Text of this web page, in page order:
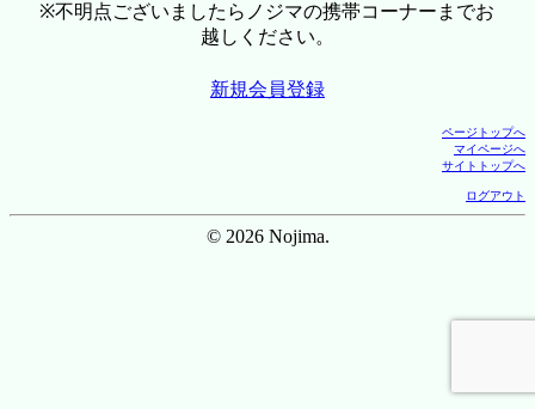
※不明点ございましたらノジマの携帯コーナーまでお
越しください。
新規会員登録
ページトップへ
マイページへ
サイトトップへ
ログアウト
© 2026 Nojima.